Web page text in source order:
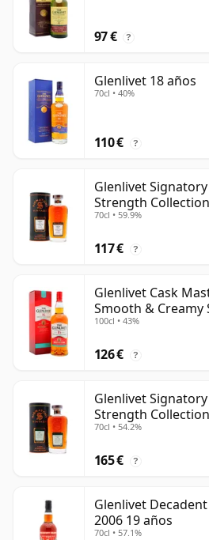
97 € ?
Glenlivet 18 años
70cl • 40%
110 € ?
Glenlivet
Strength
70cl • 59.9%
117 € ?
Glenlivet Cask
Smooth & Creamy
100cl • 43%
126 € ?
Glenlivet
Strength
70cl • 54.2%
165 € ?
Glenlivet
2006 19 años
70cl • 57.1%